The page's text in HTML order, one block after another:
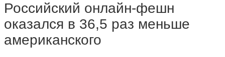
Российский онлайн-фешн
оказался в 36,5 раз меньше
американского